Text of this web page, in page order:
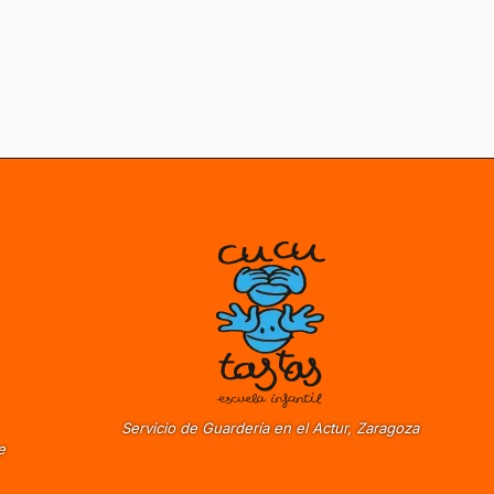
Servicio de Guardería en el Actur, Zaragoza